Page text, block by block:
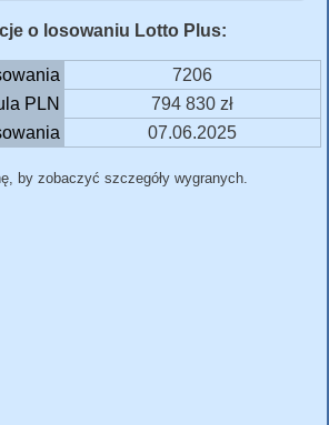
o losowaniu Lotto Plus:
7206
PLN
794 830 zł
07.06.2025
by zobaczyć szczegóły wygranych.